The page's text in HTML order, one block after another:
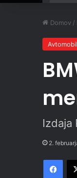
Domov /
Izdaja
2.